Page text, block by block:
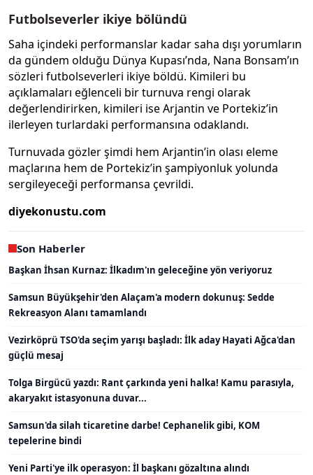
Futbolseverler ikiye bölündü
Saha içindeki performanslar kadar saha dışı yorumların
da gündem olduğu Dünya Kupası’nda, Nana Bonsam’ın
sözleri futbolseverleri ikiye böldü. Kimileri bu
açıklamaları eğlenceli bir turnuva rengi olarak
değerlendirirken, kimileri ise Arjantin ve Portekiz’in
ilerleyen turlardaki performansına odaklandı.
Turnuvada gözler şimdi hem Arjantin’in olası eleme
maçlarına hem de Portekiz’in şampiyonluk yolunda
sergileyeceği performansa çevrildi.
diyekonustu.com
Son Haberler
Başkan İhsan Kurnaz: İlkadım'ın geleceğine yön veriyoruz
Samsun Büyükşehir'den Alaçam'a modern dokunuş: Sedde
Rekreasyon Alanı tamamlandı
Vezirköprü TSO'da seçim yarışı başladı: İlk aday Hayati Ağca'dan
güçlü mesaj
Tolga Birgücü yazdı: Rant çarkında yeni halka! Kamu parasıyla,
akaryakıt istasyonuna duvar...
Samsun'da silah ticaretine darbe! Cephanelik gibi, KOM
tepelerine bindi
Yeni Parti'ye ilk operasyon: İl başkanı gözaltına alındı